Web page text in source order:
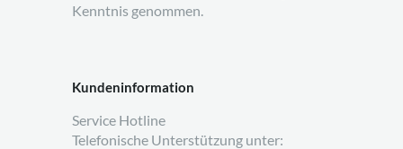
Kundeninformation
Service Hotline
Telefonische Unterstützung unter:
Kenntnis genommen.